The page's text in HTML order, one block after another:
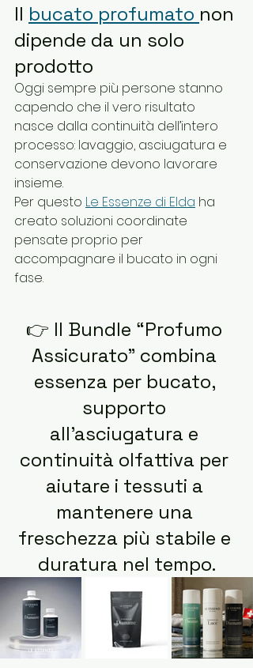
Il bucato profumato non
dipende da un solo
prodotto
Oggi sempre più persone stanno
capendo che il vero risultato
nasce dalla continuità dell’intero
processo: lavaggio, asciugatura e
conservazione devono lavorare
insieme.
Per questo Le Essenze di Elda ha
creato soluzioni coordinate
pensate proprio per
accompagnare il bucato in ogni
fase.
👉 Il Bundle “Profumo
Assicurato” combina
essenza per bucato,
supporto
all’asciugatura e
continuità olfattiva per
aiutare i tessuti a
mantenere una
freschezza più stabile e
duratura nel tempo.